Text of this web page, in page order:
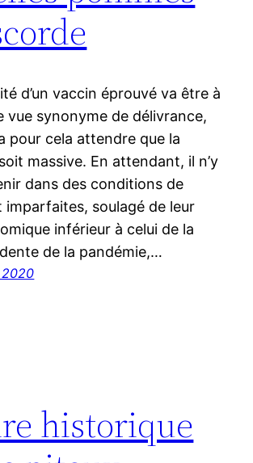
d’un vaccin éprouvé va être à
vue synonyme de délivrance,
pour cela attendre que la
massive. En attendant, il n’y
dans des conditions de
soulagé de leur
inférieur à celui de la
de la pandémie,…
2020
historique